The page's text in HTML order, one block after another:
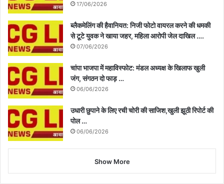
17/06/2026
ब्लैकमेलिंग की हैवानियत: निजी फोटो वायरल करने की धमकी
से टूटे युवक ने खाया जहर, महिला आरोपी जेल दाखिल ….
07/06/2026
चांपा भाजपा में महाविस्फोट: मंडल अध्यक्ष के खिलाफ खुली
जंग, संगठन दो फाड़ …
06/06/2026
उधारी छुपाने के लिए रची चोरी की साजिश,खुली झूठी रिपोर्ट की
पोल …
06/06/2026
Show More